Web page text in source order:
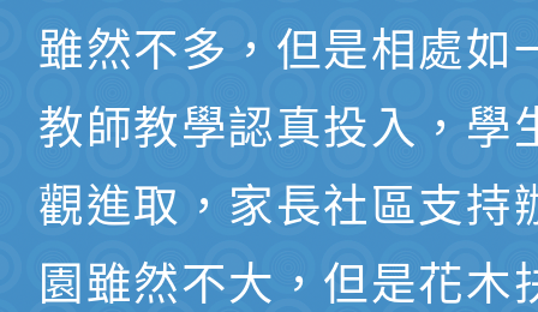
雖然不多，但是相處如
教師教學認真投入，學
觀進取，家長社區支持
園雖然不大，但是花木